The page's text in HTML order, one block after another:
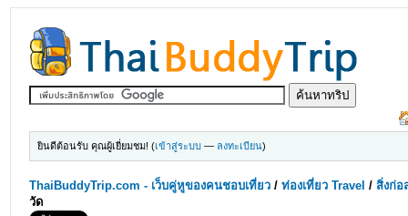
ยินดีต้อนรับ คุณผู้เยี่ยมชม! (เข้าสู่ระบบ — ลงทะเบียน)
ThaiBuddyTrip.com - เว็บคู่หูของคนชอบเที่ยว /ท่องเที่ยว Travel /สิ่งก่อ
วัด